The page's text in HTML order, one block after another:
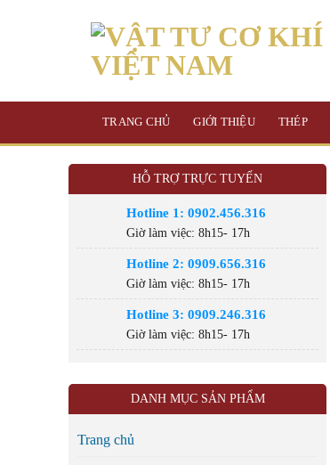
TRANG CHỦ GIỚI THIỆU THÉP
HỖ TRỢ TRỰC TUYẾN
Hotline 1: 0902.456.316
Giờ làm việc: 8h15- 17h
Hotline 2: 0909.656.316
Giờ làm việc: 8h15- 17h
Hotline 3: 0909.246.316
Giờ làm việc: 8h15- 17h
DANH MỤC SẢN PHẨM
Trang chủ